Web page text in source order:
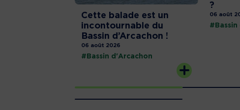
Cette balade est un
incontournable du
Bassin d’Arcachon !
06 août 2026
#Bassin d'Arcachon
?
06 août